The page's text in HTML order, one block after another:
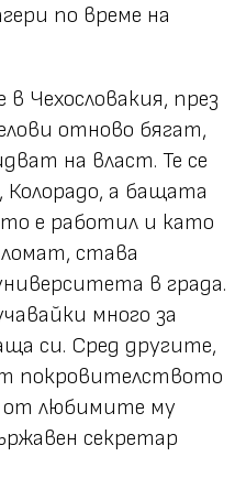
по време на
Чехословакия, през
отново бягат,
на власт. Те се
а бащата
е работил и като
става
в града.
много за
си. Сред другите,
покровителството
от любимите му
секретар